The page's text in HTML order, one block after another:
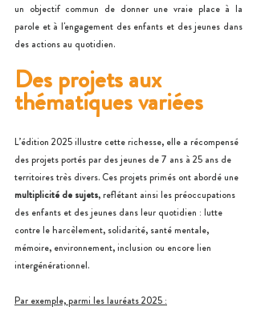
un objectif commun de donner une vraie place à la
parole et à l'engagement des enfants et des jeunes dans
des actions au quotidien.
Des projets aux
thématiques variées
L’édition 2025 illustre cette richesse, elle a récompensé
des projets portés par des jeunes de 7 ans à 25 ans de
territoires très divers. Ces projets primés ont abordé une
multiplicité de sujets, reflétant ainsi les préoccupations
des enfants et des jeunes dans leur quotidien : lutte
contre le harcèlement, solidarité, santé mentale,
mémoire, environnement, inclusion ou encore lien
intergénérationnel.
Par exemple, parmi les lauréats 2025 :